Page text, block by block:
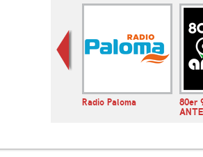
Radio Paloma
80er